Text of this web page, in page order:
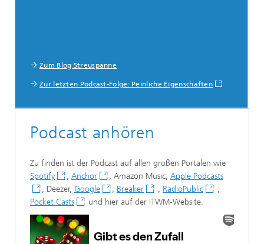
Zum Blog Streuspanne
Zur letzten Podcast-Folge: Peinliche Eigenschaften
Podcast anhören
Zu finden ist der Podcast auf allen großen Portalen wie
Spotify
, Anchor , Amazon Music, Apple Podcasts
, Deezer, Google , Breaker , RadioPublic
,
Pocket Casts
und hier auf der ITWM-Website.